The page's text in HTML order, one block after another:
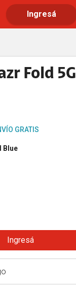
Ingresá
Fold 5G
GRATIS
Blue
Ingresá